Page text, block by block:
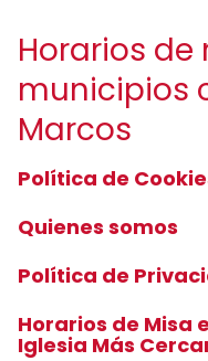
Horarios
municipios
Marcos
Política de
Quienes somos
Política de
Horarios de Misa
Iglesia Más